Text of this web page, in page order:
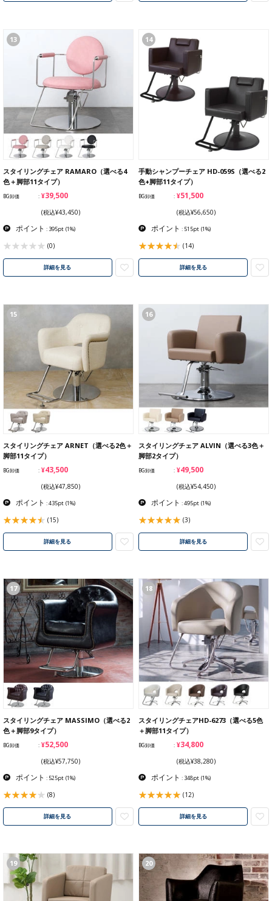
13
スタイリングチェア RAMARO（選べる4
色＋脚部11タイプ）
BG卸価 ¥39,500
(税込¥43,450)
ポイント : 395pt (1%)
(0)
詳細を見る
14
手動シャンプーチェア HD-059S（選べる2
色+脚部11タイプ）
BG卸価 ¥51,500
(税込¥56,650)
ポイント : 515pt (1%)
(14)
詳細を見る
15
スタイリングチェア ARNET（選べる2色＋
脚部11タイプ）
BG卸価 ¥43,500
(税込¥47,850)
ポイント : 435pt (1%)
(15)
詳細を見る
16
スタイリングチェア ALVIN（選べる3色＋
脚部2タイプ）
BG卸価 ¥49,500
(税込¥54,450)
ポイント : 495pt (1%)
(3)
詳細を見る
17
スタイリングチェア MASSIMO（選べる2
色＋脚部9タイプ）
BG卸価 ¥52,500
(税込¥57,750)
ポイント : 525pt (1%)
(8)
詳細を見る
18
スタイリングチェアHD-6273（選べる5色
＋脚部11タイプ）
BG卸価 ¥34,800
(税込¥38,280)
ポイント : 348pt (1%)
(12)
詳細を見る
19 20